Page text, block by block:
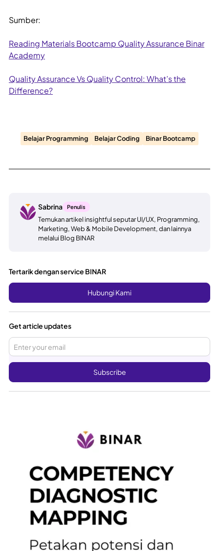
Sumber:
Reading Materials Bootcamp Quality Assurance Binar
Academy
Quality Assurance Vs Quality Control: What’s the
Difference?
Belajar Programming Belajar Coding Binar Bootcamp
Sabrina Penulis
Temukan artikel insightful seputar UI/UX, Programming,
Marketing, Web & Mobile Development, dan lainnya
melalui Blog BINAR
Tertarik dengan service BINAR
Hubungi Kami
Get article updates